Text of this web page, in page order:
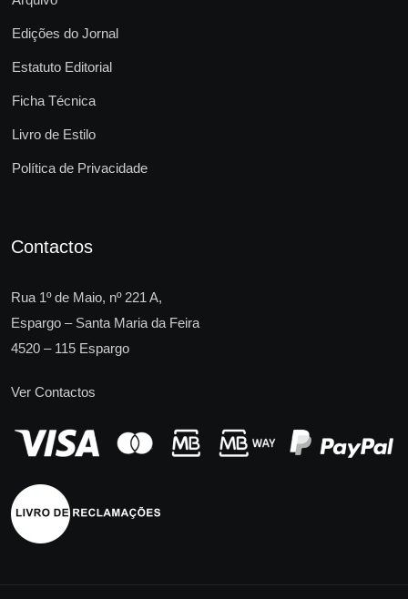
Edições do Jornal
Estatuto Editorial
Ficha Técnica
Livro de Estilo
Política de Privacidade
Contactos
Rua 1º de Maio, nº 221 A,
Espargo – Santa Maria da Feira
4520 – 115 Espargo
Ver Contactos